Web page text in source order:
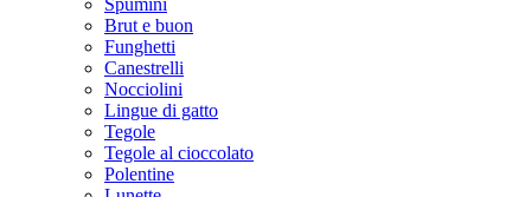
Spumini
Brut e buon
Funghetti
Canestrelli
Nocciolini
Lingue di gatto
Tegole
Tegole al cioccolato
Polentine